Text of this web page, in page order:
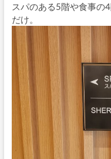
スパのある5階や食事の
だけ。